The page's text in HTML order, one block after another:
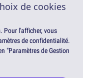
de cookies
Pour l'afficher, vous
de confidentialité.
"Paramètres de Gestion